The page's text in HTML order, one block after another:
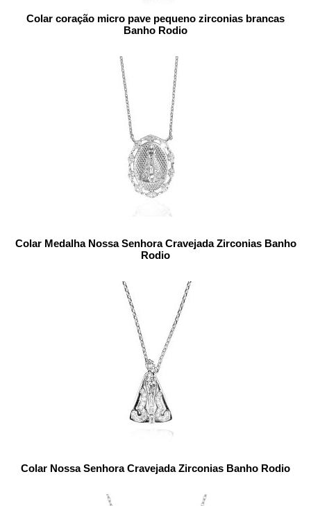
Colar coração micro pave pequeno zirconias brancas
Banho Rodio
Colar Medalha Nossa Senhora Cravejada Zirconias Banho
Rodio
Colar Nossa Senhora Cravejada Zirconias Banho Rodio